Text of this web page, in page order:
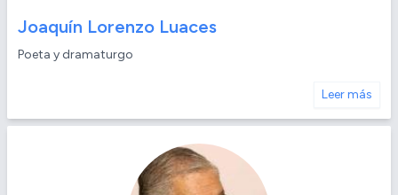
Joaquín Lorenzo Luaces
Poeta y dramaturgo
Leer más